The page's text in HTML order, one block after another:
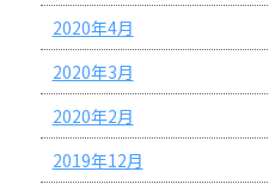
2020年4月
2020年3月
2020年2月
2019年12月